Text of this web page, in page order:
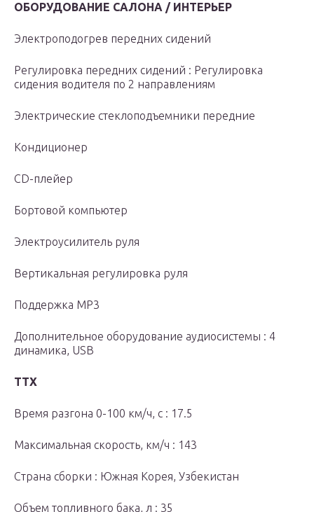
ОБОРУДОВАНИЕ САЛОНА / ИНТЕРЬЕР
Электроподогрев передних сидений
Регулировка передних сидений : Регулировка
сидения водителя по 2 направлениям
Электрические стеклоподъемники передние
Кондиционер
CD-плейер
Бортовой компьютер
Электроусилитель руля
Вертикальная регулировка руля
Поддержка MP3
Дополнительное оборудование аудиосистемы : 4
динамика, USB
ТТХ
Время разгона 0-100 км/ч, с : 17.5
Максимальная скорость, км/ч : 143
Страна сборки : Южная Корея, Узбекистан
Объем топливного бака, л : 35